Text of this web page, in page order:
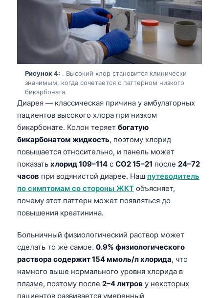
Рисунок 4: . Высокий хлор становится клинически
значимым, когда сочетается с паттерном низкого
бикарбоната.
Диарея — классическая причина у амбулаторных
пациентов высокого хлора при низком
бикарбонате. Колон теряет богатую
бикарбонатом жидкость, поэтому хлорид
повышается относительно, и панель может
показать хлорид 109–114 с CO2 15–21 после 24–72
часов при водянистой диарее. Наш путеводитель
по симптомам со стороны ЖКТ объясняет,
почему этот паттерн может появляться до
повышения креатинина.
Больничный физиологический раствор может
сделать то же самое. 0.9% физиологического
раствора содержит 154 ммоль/л хлорида, что
намного выше нормального уровня хлорида в
плазме, поэтому после 2–4 литров у некоторых
пациентов развивается умеренный